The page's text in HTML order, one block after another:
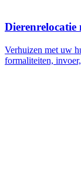
Verhuizen met uw
formaliteiten,